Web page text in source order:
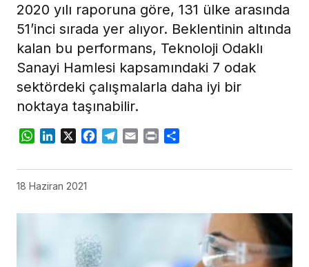
2020 yılı raporuna göre, 131 ülke arasında
51’inci sırada yer alıyor. Beklentinin altında
kalan bu performans, Teknoloji Odaklı
Sanayi Hamlesi kapsamındaki 7 odak
sektördeki çalışmalarla daha iyi bir
noktaya taşınabilir.
WhatsApp
LinkedIn
X Facebook
Telegram
Email Print
18 Haziran 2021